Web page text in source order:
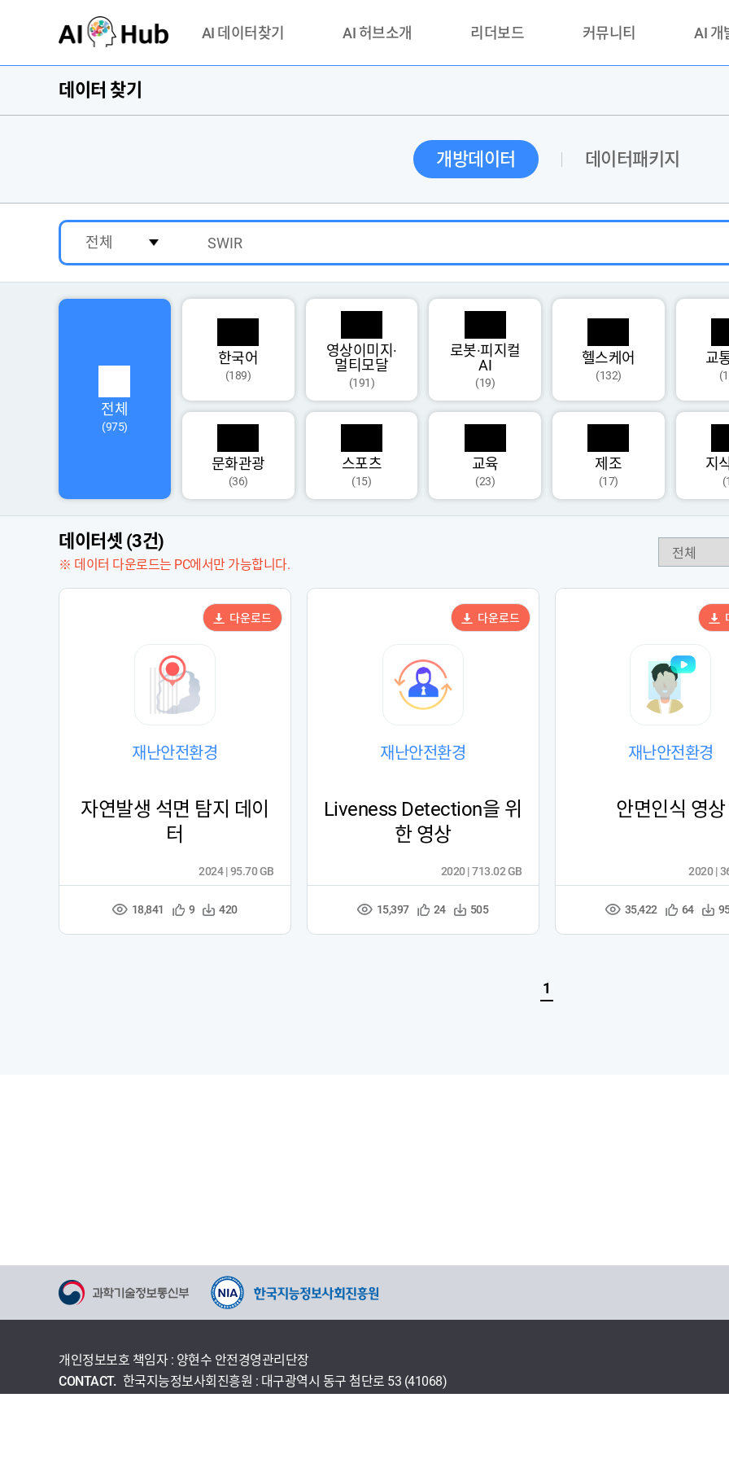
AI 데이터찾기
기관 제공 데이터
AI 허브소개
안심존이란?
리더보드 커뮤니티
활용성과 우수사례
품질가이드
AI 개
데이터 찾기
개방데이터 데이터패키지
전체
(975)
한국어
(189)
영상이미지·
멀티모달
(191)
로봇·피지컬
AI
(19)
헬스케어
(132)
교
문화관광
(36)
스포츠
(15)
교육
(23)
제조
(17)
지
데이터셋 (3건)
※ 데이터 다운로드는 PC에서만 가능합니다.
재난안전환경
자연발생 석면 탐지 데이
터
조
수
18,841
관
등
9
다
수
420
2024 | 95.70 GB
다운로드
재난안전환경
Liveness Detection을 위
한 영상
조
수
15,397
관
등
24
다
수
505
2020 | 713.02 GB
다운로드
재난안전환경
안면인식 영상
조
수
35,422
관
등
64
다
수
2020 |
1
개인정보보호 책임자 : 양현수 안전경영관리단장
CONTACT. 한국지능정보사회진흥원 : 대구광역시 동구 첨단로 53 (41068)